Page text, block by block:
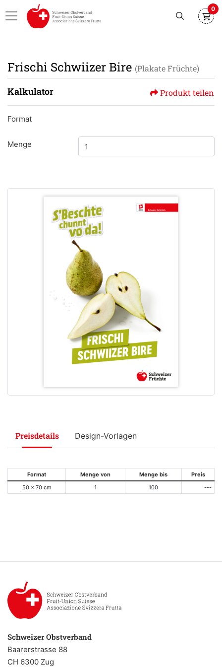
0
Frischi Schwiizer Bire (Plakate Früchte)
Kalkulator Produkt teilen
Format
Menge
Preisdetails Design-Vorlagen
Format Menge von Menge bis
Preis
50 x 70 cm
1 100 ---
Schweizer Obstverband
Baarerstrasse 88
CH 6300 Zug